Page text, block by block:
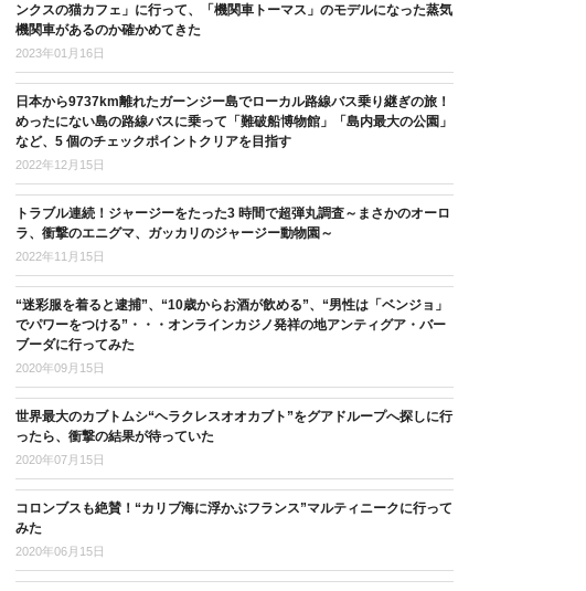
ンクスの猫カフェ」に行って、「機関車トーマス」のモデルになった蒸気
機関車があるのか確かめてきた
2023年01月16日
日本から9737km離れたガーンジー島でローカル路線バス乗り継ぎの旅！
めったにない島の路線バスに乗って「難破船博物館」「島内最大の公園」
など、5 個のチェックポイントクリアを目指す
2022年12月15日
トラブル連続！ジャージーをたった3 時間で超弾丸調査～まさかのオーロ
ラ、衝撃のエニグマ、ガッカリのジャージー動物園～
2022年11月15日
“迷彩服を着ると逮捕”、“10歳からお酒が飲める”、“男性は「ベンジョ」
でパワーをつける”・・・オンラインカジノ発祥の地アンティグア・バー
ブーダに行ってみた
2020年09月15日
世界最大のカブトムシ“ヘラクレスオオカブト”をグアドループへ探しに行
ったら、衝撃の結果が待っていた
2020年07月15日
コロンブスも絶賛！“カリブ海に浮かぶフランス”マルティニークに行って
みた
2020年06月15日